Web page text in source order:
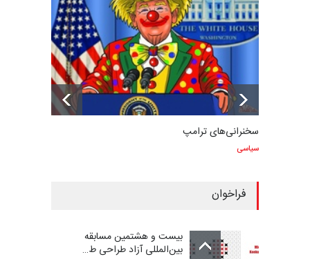
سخنرانی‌های ترامپ
سیاسی
فراخوان
بیست و هشتمین مسابقه
بین‌المللی آزاد طراحی ط…